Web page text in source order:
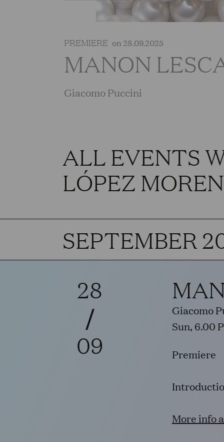
PREMIERE on 28.09.2025
MANON
Giacomo Puccini
ALL EVENTS
LÓPEZ
SEPTEMBER
28
/
09
Giacomo
Sun, 6.00
Premiere
More info